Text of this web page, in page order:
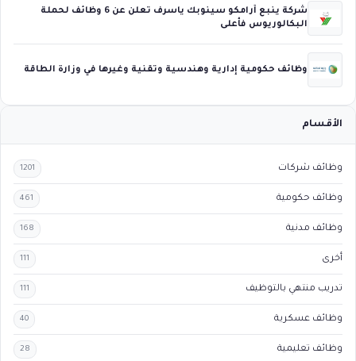
شركة ينبع أرامكو سينوبك ياسرف تعلن عن 6 وظائف لحملة
البكالوريوس فأعلى
وظائف حكومية إدارية وهندسية وتقنية وغيرها في وزارة الطاقة
الأقسام
وظائف شركات 1201
وظائف حكومية 461
وظائف مدنية 168
أخرى 111
تدريب منتهي بالتوظيف 111
وظائف عسكرية 40
وظائف تعليمية 28